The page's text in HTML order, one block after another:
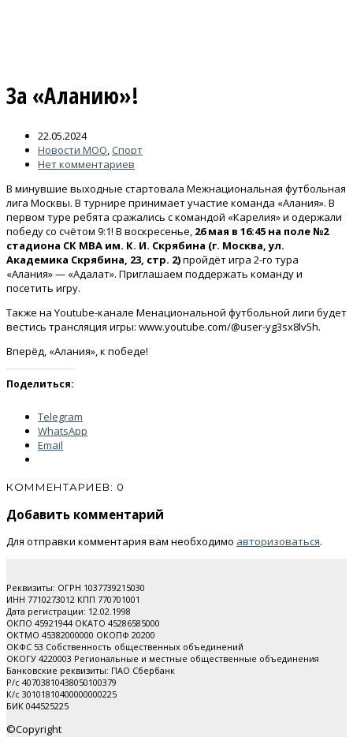
За «Аланию»!
22.05.2024
Новости МОО,Спорт
Нет комментариев
В минувшие выходные стартовала Межнациональная футбольная
лига Москвы. В турнире принимает участие команда «Алания». В
первом туре ребята сражались с командой «Карелия» и одержали
победу со счётом 9:1! В воскресенье, 26 мая в 16:45 на поле №2
стадиона СК МВА им. К. И. Скрябина (г. Москва, ул.
Академика Скрябина, 23, стр. 2)пройдёт игра 2-го тура
«Алания» — «Адалат». Приглашаем поддержать команду и
посетить игру.
Также на Youtube-канале Менациональной футбольной лиги будет
вестись трансляция игры: www.youtube.com/@user-yg3sx8lv5h.
Вперёд, «Алания», к победе!
Поделиться:
Telegram
WhatsApp
Email
КОММЕНТАРИЕВ: 0
Добавить комментарий
Для отправки комментария вам необходимо авторизоваться.
Реквизиты: ОГРН 1037739215030
ИНН 7710273012 КПП 770701001
Дата регистрации: 12.02.1998
ОКПО 45921944 ОКАТО 45286585000
ОКТМО 45382000000 ОКОПФ 20200
ОКФС 53 Собственность общественных объединений
ОКОГУ 4220003 Региональные и местные общественные объединения
Банковские реквизиты: ПАО Cбербанк
Р/с 40703810438050100379
К/с 30101810400000000225
БИК 044525225
©Copyright